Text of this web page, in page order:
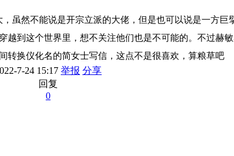
虽然不能说是开宗立派的大佬，但是也可以说是一方巨
越到这个世界里，想不关注他们也是不可能的。不过赫
转换仪化名的简女士写信，这点不是很喜欢，算粮草吧
7-24 15:17 举报 分享
回复
0